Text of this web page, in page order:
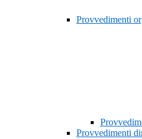
Provvedimenti
Provvedimenti